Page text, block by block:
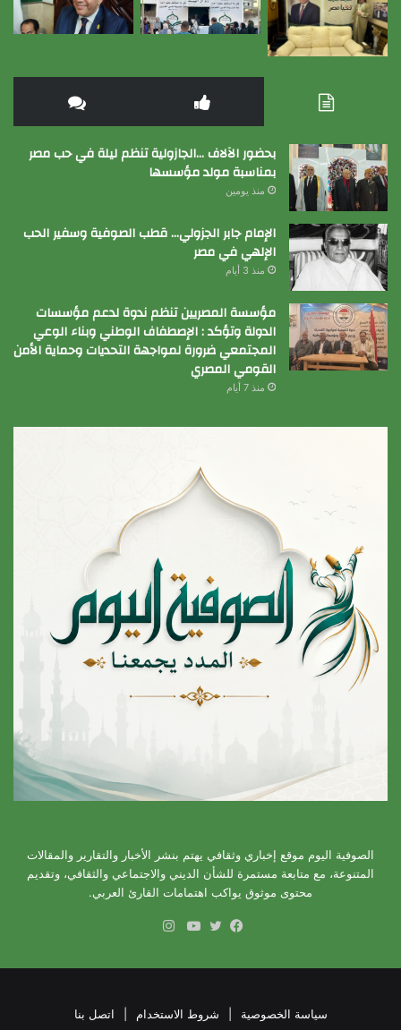
بحضور الآلاف …الجازولية تنظم ليلة في حب مصر
بمناسبة مولد مؤسسها
منذ يومين
الإمام جابر الجزولي… قطب الصوفية وسفير الحب
الإلهي في مصر
منذ 3 أيام
مؤسسة المصريين تنظم ندوة لدعم مؤسسات
الدولة وتؤكد : الإصطفاف الوطني وبناء الوعي
المجتمعي ضرورة لمواجهة التحديات وحماية الأمن
القومي المصري
منذ 7 أيام
الصوفية اليوم موقع إخباري وثقافي يهتم بنشر الأخبار والتقارير والمقالات
المتنوعة، مع متابعة مستمرة للشأن الديني والاجتماعي والثقافي، وتقديم
محتوى موثوق يواكب اهتمامات القارئ العربي.
سياسة الخصوصية شروط الاستخدام اتصل بنا